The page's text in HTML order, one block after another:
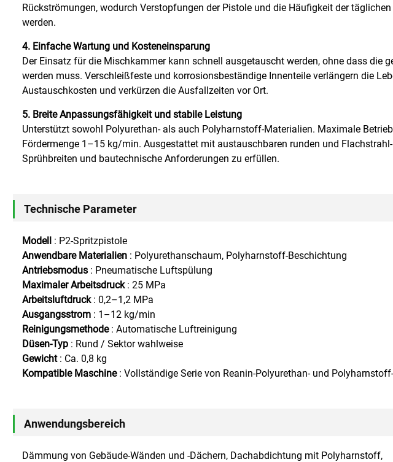
Rückströmungen, wodurch Verstopfungen der Pistole und die Häufigkeit der
werden.
4. Einfache Wartung und Kosteneinsparung
Der Einsatz für die Mischkammer kann schnell ausgetauscht werden, ohne dass die
werden muss. Verschleißfeste und korrosionsbeständige Innenteile verlängern die
Austauschkosten und verkürzen die Ausfallzeiten vor Ort.
5. Breite Anpassungsfähigkeit und stabile Leistung
Unterstützt sowohl Polyurethan- als auch Polyharnstoff-Materialien. Maximale
Fördermenge 1–15 kg/min. Ausgestattet mit austauschbaren runden und
Sprühbreiten und bautechnische Anforderungen zu erfüllen.
Technische Parameter
Modell : P2-Spritzpistole
Anwendbare Materialien : Polyurethanschaum, Polyharnstoff-Beschichtung
Antriebsmodus : Pneumatische Luftspülung
Maximaler Arbeitsdruck : 25 MPa
Arbeitsluftdruck : 0,2–1,2 MPa
Ausgangsstrom : 1–12 kg/min
Reinigungsmethode : Automatische Luftreinigung
Düsen-Typ : Rund / Sektor wahlweise
Gewicht : Ca. 0,8 kg
Kompatible Maschine : Vollständige Serie von Reanin-Polyurethan- und
Anwendungsbereich
Dämmung von Gebäude-Wänden und -Dächern, Dachabdichtung mit Polyharnstoff,